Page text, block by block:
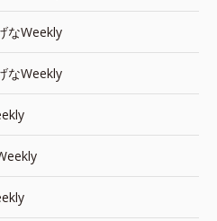
なWeekly
なWeekly